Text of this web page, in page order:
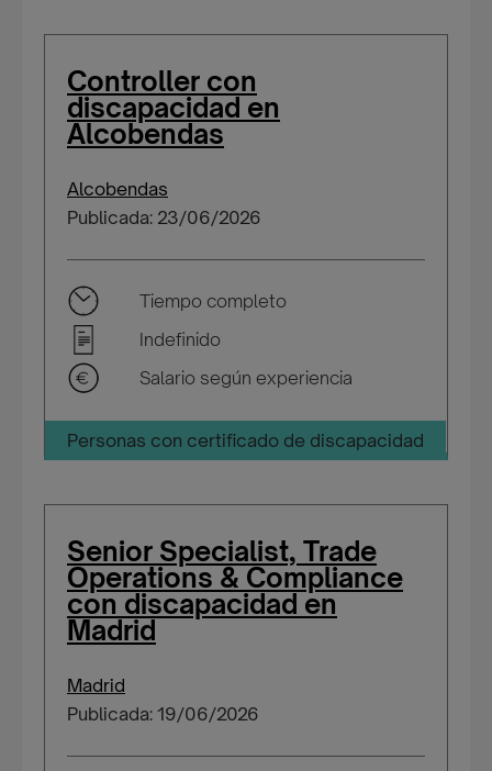
Controller con
discapacidad en
Alcobendas
Alcobendas
Publicada: 23/06/2026
Tiempo completo
Indefinido
Salario según experiencia
Personas con certificado de discapacidad
Senior Specialist, Trade
Operations & Compliance
con discapacidad en
Madrid
Madrid
Publicada: 19/06/2026